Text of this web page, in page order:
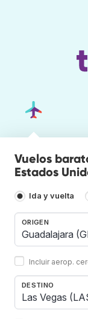
Vuelos
Estados
Ida y vuelta
ORIGEN
Incluir aerop.
DESTINO